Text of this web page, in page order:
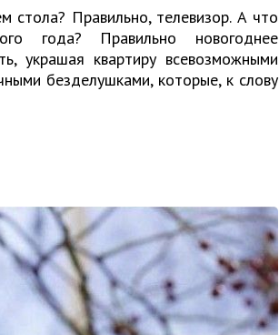
стола? Правильно, телевизор. А что
года? Правильно новогоднее
украшая квартиру всевозможными
безделушками, которые, к слову